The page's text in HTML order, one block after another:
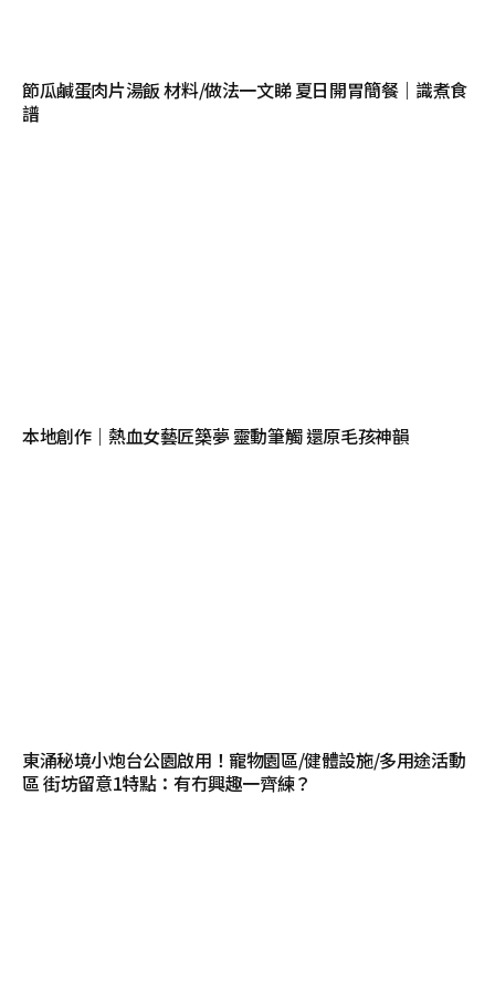
節瓜鹹蛋肉片湯飯 材料/做法一文睇 夏日開胃簡餐｜識煮食
譜
本地創作｜熱血女藝匠築夢 靈動筆觸 還原毛孩神韻
東涌秘境小炮台公園啟用！寵物園區/健體設施/多用途活動
區 街坊留意1特點：有冇興趣一齊練？